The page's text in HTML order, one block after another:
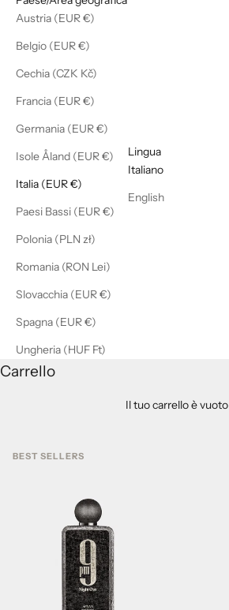
Austria (EUR €)
Belgio (EUR €)
Cechia (CZK Kč)
Francia (EUR €)
Germania (EUR €)
Isole Åland (EUR €)
Italia (EUR €)
Paesi Bassi (EUR €)
Polonia (PLN zł)
Romania (RON Lei)
Slovacchia (EUR €)
Spagna (EUR €)
Ungheria (HUF Ft)
Lingua
Italiano
English
Carrello
Il tuo carrello è vuoto
BEST SELLERS